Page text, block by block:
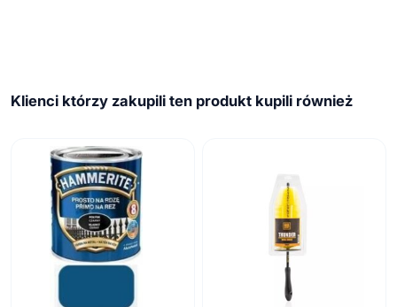
Klienci którzy zakupili ten produkt kupili również